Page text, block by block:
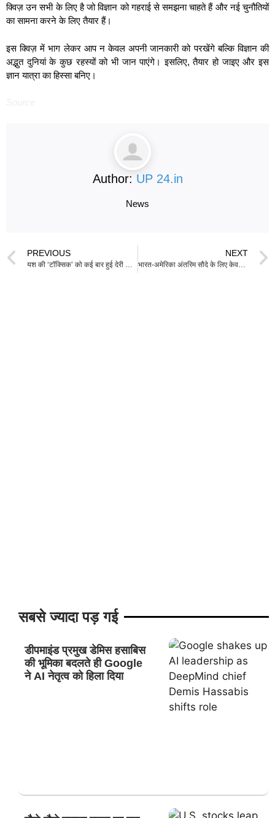
क्विज़ उन सभी के लिए है जो विज्ञान को गहराई से समझना चाहते हैं और नई चुनौतियों
का सामना करने के लिए तैयार हैं।
इस क्विज़ में भाग लेकर आप न केवल अपनी जानकारी को परखेंगे बल्कि विज्ञान की
अद्भुत दुनियां के कुछ रहस्यों को भी जान पाएंगे। इसलिए, तैयार हो जाइए और इस
ज्ञान यात्रा का हिस्सा बनिए।
Author: UP 24.in
News
PREVIOUS
यश की ‘टॉक्सिक’ को कई बार हुई देरी के बाद नई रिलीज डेट घोषित, अगस्त 2026 में होगी दुनिया भर में रिलीज़
NEXT
भारत-अमेरिका अंतरिम सौदे के लिए केवल ‘अंतिम स्पर्श’ की आवश्यकता है; ग्रीर 23-24 जून को नई दिल्ली का दौरा करेंगे
सबसे ज्यादा पड़ गई
डीपमाइंड प्रमुख डेमिस हसाबिस
की भूमिका बदलते ही Google
ने AI नेतृत्व को हिला दिया